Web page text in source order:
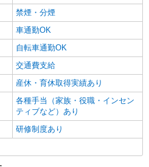
禁煙・分煙
車通勤OK
自転車通勤OK
交通費支給
産休・育休取得実績あり
各種手当（家族・役職・インセン
ティブなど）あり
研修制度あり